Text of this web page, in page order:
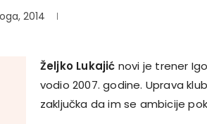
2014
Željko Lukajić novi je trener
vodio 2007. godine. Uprava
zaključka da im se ambicije